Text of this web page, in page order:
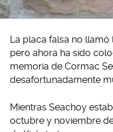
La placa falsa no
pero ahora ha sido
memoria de Cormac
desafortunadamente
Mientras Seachoy
octubre y noviembre